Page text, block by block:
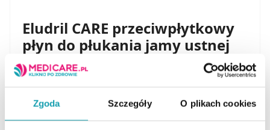
Zgoda Szczegóły O plikach cookies
Eludril CARE przeciwpłytkowy
płyn do płukania jamy ustnej
Wspiera codzienne szczotkowanie zębów. Zawiera
chlorheksydynę i chlorek cetylopirydyniowy,
wspomniane składniki ograniczają odkładanie płytki
nazębnej. Omawiany produkt wspomaga zdrowie
zębów i dziąseł. Jest przyjazny dla jamy ustnej, gdyż
wykorzystano w nim formułę wolną od alkoholu.